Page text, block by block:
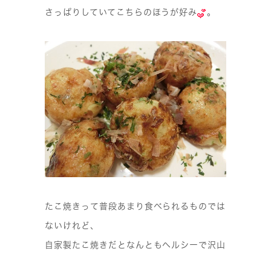
さっぱりしていてこちらのほうが好み 。
たこ焼きって普段あまり食べられるものでは
ないけれど、
自家製たこ焼きだとなんともヘルシーで沢山